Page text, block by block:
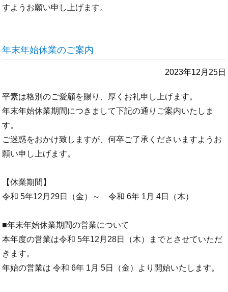
すようお願い申し上げます。
年末年始休業のご案内
2023年12月25日
平素は格別のご愛顧を賜り、厚くお礼申し上げます。
年末年始休業期間につきまして下記の通りご案内いたしま
す。
ご迷惑をおかけ致しますが、何卒ご了承くださいますようお
願い申し上げます。
【休業期間】
令和 5年12月29日（金）～ 令和 6年 1月 4日（木）
■年末年始休業期間の営業について
本年度の営業は令和 5年12月28日（木）までとさせていただ
きます。
年始の営業は 令和 6年 1月 5日（金）より開始いたします。